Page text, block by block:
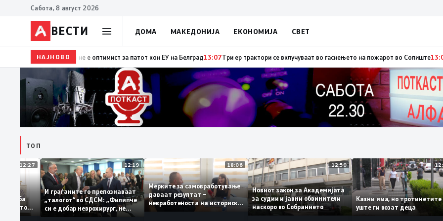
Сабота, 8 август 2026
ВЕСТИ ДОМА МАКЕДОНИЈА ЕКОНОМИЈА СВЕТ
НАЈНОВО15:29Прва посета на украинскиот претседател на Србија: Вучиќ му рече на Зеленски дека не е оптимист за патот кон ЕУ на
ТОП
12:27
За
треба
12:19
И граѓаните го препознаваат
„талогот“ во СДСМ: „Филипче
си е добар неврохирург, не
треба се занимава со
18:06
Мерките за самовработување
даваат резултат –
невработеноста на историски
најниско ниво од 11,3%
12:50
Новиот закон за Академијата
за судии и јавни обвинители
наскоро во Собранието
Казни има, но
уште ги возат деца